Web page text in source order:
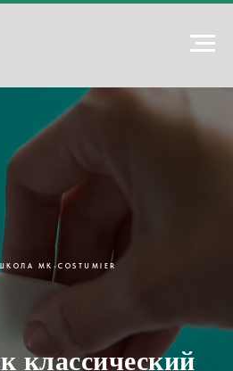
MK-COSTUMIER
классический